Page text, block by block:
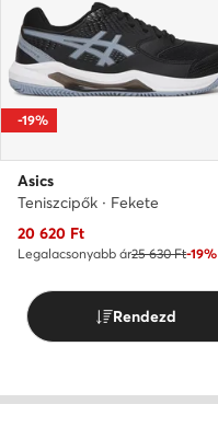
-19%
Asics
Teniszcipők · Fekete
Aktuális ár
20 620 Ft
Legalacsonyabb ár25 630 Ft-19%
Rendezd